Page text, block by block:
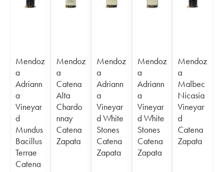
Mendoz
a
Adriann
a
Vineyar
d
Mundus
Bacillus
Terrae
Catena
Mendoz
a
Catena
Alta
Chardo
nnay
Catena
Zapata
Mendoz
a
Adriann
a
Vineyar
d White
Stones
Catena
Zapata
Mendoz
a
Adriann
a
Vineyar
d White
Stones
Catena
Zapata
Mendoz
a
Malbec
Nicasia
Vineyar
d
Catena
Zapata